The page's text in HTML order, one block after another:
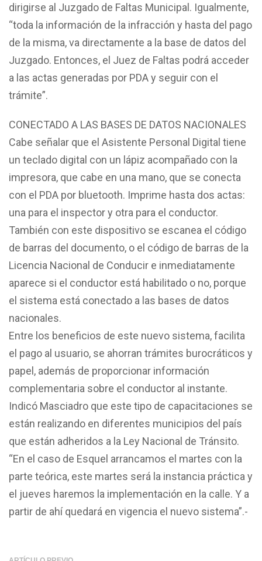
dirigirse al Juzgado de Faltas Municipal. Igualmente,
“toda la información de la infracción y hasta del pago
de la misma, va directamente a la base de datos del
Juzgado. Entonces, el Juez de Faltas podrá acceder
a las actas generadas por PDA y seguir con el
trámite”.
CONECTADO A LAS BASES DE DATOS NACIONALES
Cabe señalar que el Asistente Personal Digital tiene
un teclado digital con un lápiz acompañado con la
impresora, que cabe en una mano, que se conecta
con el PDA por bluetooth. Imprime hasta dos actas:
una para el inspector y otra para el conductor.
También con este dispositivo se escanea el código
de barras del documento, o el código de barras de la
Licencia Nacional de Conducir e inmediatamente
aparece si el conductor está habilitado o no, porque
el sistema está conectado a las bases de datos
nacionales.
Entre los beneficios de este nuevo sistema, facilita
el pago al usuario, se ahorran trámites burocráticos y
papel, además de proporcionar información
complementaria sobre el conductor al instante.
Indicó Masciadro que este tipo de capacitaciones se
están realizando en diferentes municipios del país
que están adheridos a la Ley Nacional de Tránsito.
“En el caso de Esquel arrancamos el martes con la
parte teórica, este martes será la instancia práctica y
el jueves haremos la implementación en la calle. Y a
partir de ahí quedará en vigencia el nuevo sistema”.-